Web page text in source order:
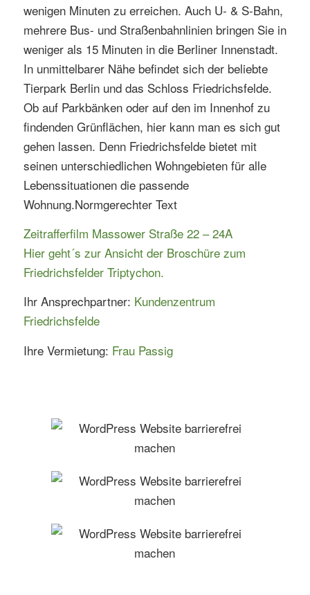
wenigen Minuten zu erreichen. Auch U- & S-Bahn,
mehrere Bus- und Straßenbahnlinien bringen Sie in
weniger als 15 Minuten in die Berliner Innenstadt.
In unmittelbarer Nähe befindet sich der beliebte
Tierpark Berlin und das Schloss Friedrichsfelde.
Ob auf Parkbänken oder auf den im Innenhof zu
findenden Grünflächen, hier kann man es sich gut
gehen lassen. Denn Friedrichsfelde bietet mit
seinen unterschiedlichen Wohngebieten für alle
Lebenssituationen die passende
Wohnung.Normgerechter Text
Zeitrafferfilm Massower Straße 22 – 24A
Hier geht´s zur Ansicht der Broschüre zum
Friedrichsfelder Triptychon.
Ihr Ansprechpartner: Kundenzentrum
Friedrichsfelde
Ihre Vermietung: Frau Passig